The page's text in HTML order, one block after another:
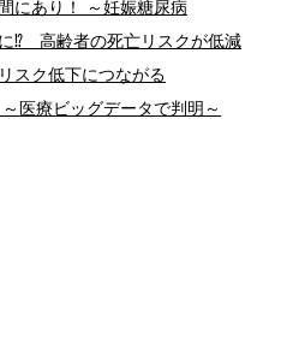
にあり！ ～妊娠糖尿病
⁉ 高齢者の死亡リスクが低減
スク低下につながる
医療ビッグデータで判明～